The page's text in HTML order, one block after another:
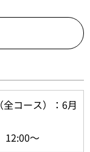
全コース）：6月
12:00～